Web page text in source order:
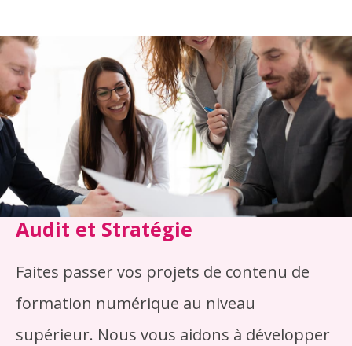
Audit et Stratégie
Faites passer vos projets de contenu de
formation numérique au niveau
supérieur. Nous vous aidons à développer